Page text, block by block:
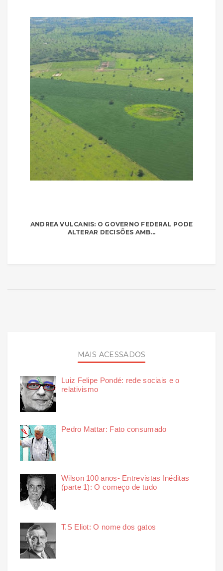
ANDREA VULCANIS: O GOVERNO FEDERAL PODE
ALTERAR DECISÕES AMB...
MAIS ACESSADOS
Luiz Felipe Pondé: rede sociais e o
relativismo
Pedro Mattar: Fato consumado
Wilson 100 anos- Entrevistas Inéditas
(parte 1): O começo de tudo
T.S Eliot: O nome dos gatos